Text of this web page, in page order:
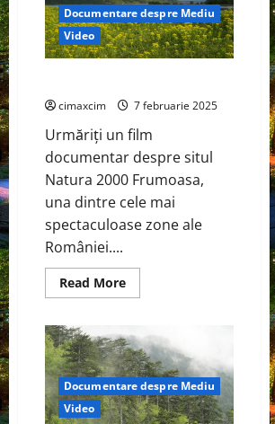
Documentare despre Mediu
Video
cimaxcim 7 februarie 2025
Urmăriți un film
documentar despre situl
Natura 2000 Frumoasa,
una dintre cele mai
spectaculoase zone ale
României....
Read MoreRead
more
Frumoasa
Documentare despre Mediu
Video